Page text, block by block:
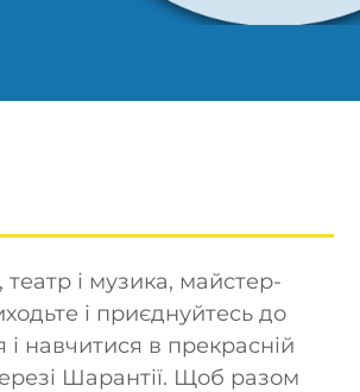
і музика, майстер-
і приєднуйтесь до
навчитися в прекрасній
Шарантії. Щоб разом